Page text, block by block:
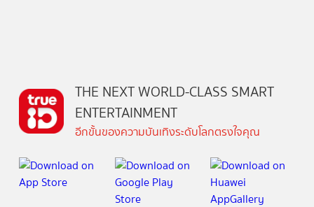
THE NEXT WORLD-CLASS SMART
ENTERTAINMENT
อีกขั้นของความบันเทิงระดับโลกตรงใจคุณ